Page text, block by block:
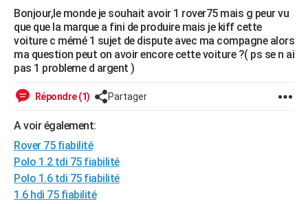
Essais
Réserver un essai
Citadines
Berlines
SUV
Forum auto
+HIGH-TECH
Mobiles
Meilleur smartphone
Internet
Ordinateurs
Jeux vidéo
Guide high-tech
+BRICOLAGE
Forum
Aménagement intérieur
Extérieur
Cuisine
Salle de bains
Jardinage
Rangement
Guides de France
Escapades
Patrimoine
Expositions
Musées
Week-end nature
Art de vivre
Bien-être
Loisirs
Mode
Modes de vie
Alimentation
Guide de la santé
Maladies
Médicaments
Sommeil
VOYAGE
PHOTO
Bonjour,le monde je souhait avoir 1 rover75 mais g peur vu
que que la marque a fini de produire mais je kiff cette
voiture c mémé 1 sujet de dispute avec ma compagne alors
ma question peut on avoir encore cette voiture ?( ps se n ai
pas 1 probleme d argent )
Répondre (1) Partager
A voir également:
Rover 75 fiabilité
Polo 1.2 tdi 75 fiabilité
Polo 1.6 tdi 75 fiabilité
1.6 hdi 75 fiabilité